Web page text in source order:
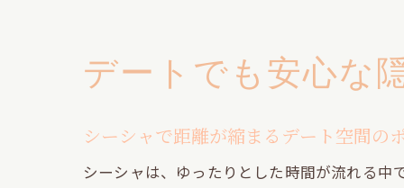
デートでも安心な
シーシャで距離が縮まるデート空間の
シーシャは、ゆったりとした時間が流れる